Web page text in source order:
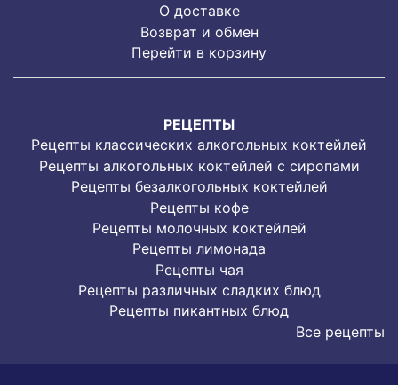
О доставке
Возврат и обмен
Перейти в корзину
РЕЦЕПТЫ
Рецепты классических алкогольных коктейлей
Рецепты алкогольных коктейлей с сиропами
Рецепты безалкогольных коктейлей
Рецепты кофе
Рецепты молочных коктейлей
Рецепты лимонада
Рецепты чая
Рецепты различных сладких блюд
Рецепты пикантных блюд
Все рецепты